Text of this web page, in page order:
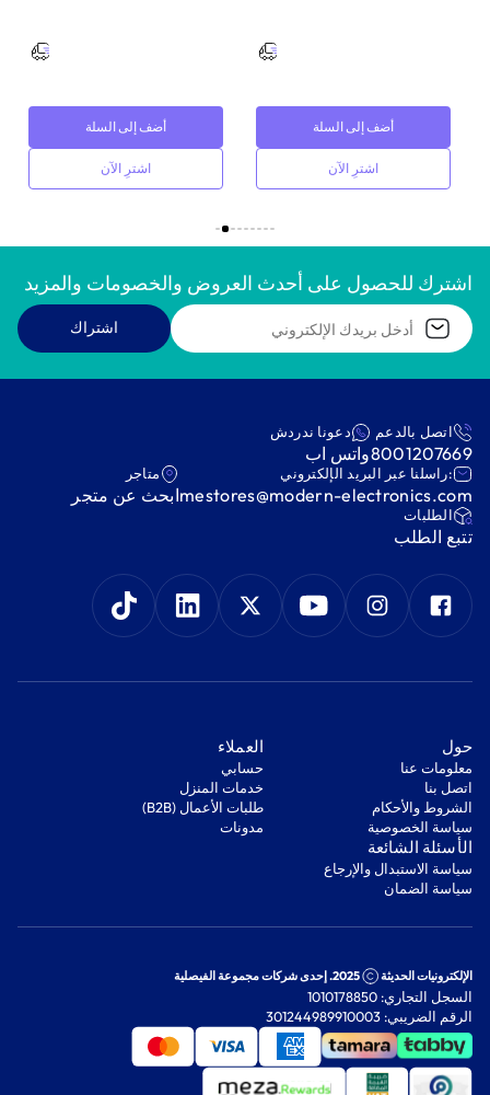
أضف إلى السلة
اشترِ الآن
أضف إلى السلة
اشترِ الآن
اشترك للحصول على أحدث العروض والخصومات والمزيد
اشتراك
اتصل بالدعم
8001207669
دعونا ندردش
واتس اب
:راسلنا عبر البريد الإلكتروني
mestores@modern-electronics.com
متاجر
ابحث عن متجر
‫الطلبات‬
‫تتبع الطلب‬
‫حول‬
معلومات عنا
اتصل بنا
‫الشروط والأحكام‬
‫سياسة الخصوصية‬
‫العملاء‬
‫حسابي‬
‫خدمات المنزل‬
‫طلبات الأعمال (B2B)‬
مدونات
‫الأسئلة الشائعة‬
‫سياسة الاستبدال والإرجاع‬
‫سياسة الضمان‬
الإلكترونيات الحديثة 2025. إحدى شركات مجموعة الفيصلية
السجل التجاري: 1010178850
الرقم الضريبي: 301244989910003